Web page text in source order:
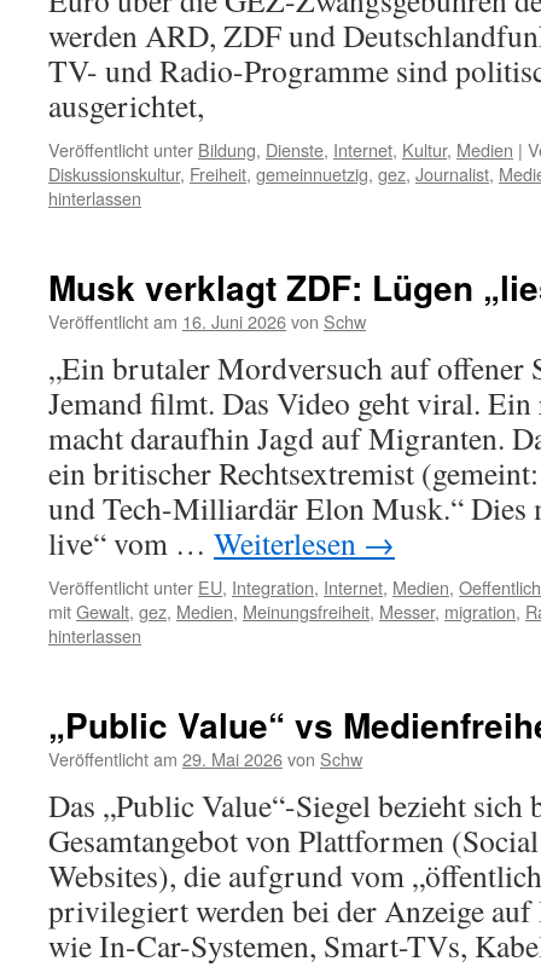
werden ARD, ZDF und
TV- und Radio-Programme sind
ausgerichtet,
Veröffentlicht unter Bildung, Dienste, Internet, Kultur, Medien |
Diskussionskultur, Freiheit, gemeinnuetzig, gez, Journalist,
hinterlassen
Musk verklagt ZDF: Lügen
Veröffentlicht am 16. Juni 2026von Schw
„Ein brutaler Mordversuch auf offener
Jemand filmt. Das Video geht viral.
macht daraufhin Jagd auf Migranten.
ein britischer Rechtsextremist
und Tech-Milliardär Elon Musk.“ Dies
live“ vom … Weiterlesen →
Veröffentlicht unter EU, Integration, Internet, Medien,
mitGewalt, gez, Medien, Meinungsfreiheit, Messer, migration,
hinterlassen
„Public Value“ vs
Veröffentlicht am 29. Mai 2026von Schw
Das „Public Value“-Siegel bezieht sich
Gesamtangebot von Plattformen
Websites), die aufgrund vom
privilegiert werden bei der Anzeige auf
wie In-Car-Systemen, Smart-TVs,